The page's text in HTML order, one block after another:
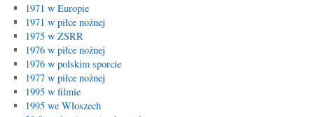
1971 w Europie
1971 w piłce nożnej
1975 w ZSRR
1976 w piłce nożnej
1976 w polskim sporcie
1977 w piłce nożnej
1995 w filmie
1995 we Włoszech